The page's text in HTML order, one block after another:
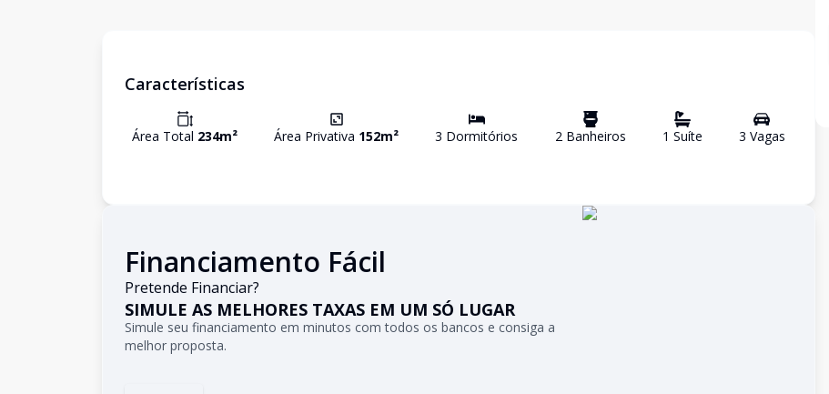
Características
Área Total 234m² Área Privativa 152m² 3 Dormitórios 2Banheiros 1 Suíte 3 Vagas
Financiamento Fácil
Pretende Financiar?
SIMULE AS MELHORES TAXAS EM UM SÓ LUGAR
Simule seu financiamento em minutos com todos os bancos e consiga a
melhor proposta.